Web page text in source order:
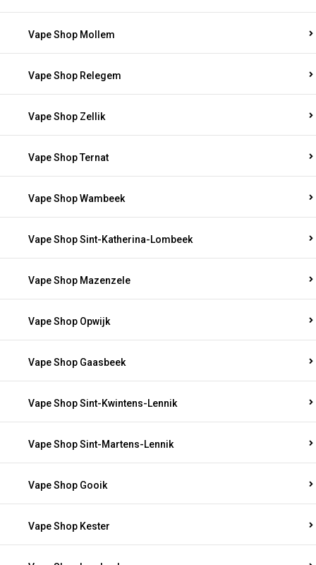
Vape Shop Mollem
Vape Shop Relegem
Vape Shop Zellik
Vape Shop Ternat
Vape Shop Wambeek
Vape Shop Sint-Katherina-Lombeek
Vape Shop Mazenzele
Vape Shop Opwijk
Vape Shop Gaasbeek
Vape Shop Sint-Kwintens-Lennik
Vape Shop Sint-Martens-Lennik
Vape Shop Gooik
Vape Shop Kester